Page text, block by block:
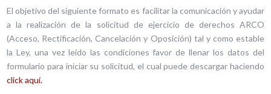
El objetivo del siguiente formato es facilitar la comunicación y ayudar
a la realización de la solicitud de ejercicio de derechos ARCO
(Acceso, Rectificación, Cancelación y Oposición) tal y como estable
la Ley, una vez leído las condiciones favor de llenar los datos del
formulario para iniciar su solicitud, el cual puede descargar haciendo
click aquí.